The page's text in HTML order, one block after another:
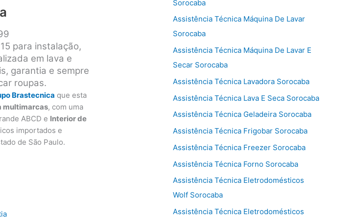
para instalação,
em lava e
garantia e sempre
roupas.
Brastecnica que esta
multimarcas, com uma
ABCD e Interior de
importados e
de São Paulo.
Sorocaba
Assistência Técnica Máquina De Lavar
Sorocaba
Assistência Técnica Máquina De Lavar E
Secar Sorocaba
Assistência Técnica Lavadora Sorocaba
Assistência Técnica Lava E Seca Sorocaba
Assistência Técnica Geladeira Sorocaba
Assistência Técnica Frigobar Sorocaba
Assistência Técnica Freezer Sorocaba
Assistência Técnica Forno Sorocaba
Assistência Técnica Eletrodomésticos
Wolf Sorocaba
Assistência Técnica Eletrodomésticos